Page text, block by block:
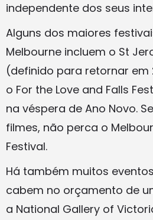
independente dos seus
Alguns dos maiores
Melbourne incluem o St
(definido para retornar em
o For the Love and Falls
na véspera de Ano Novo.
filmes, não perca o
Festival.
Há também muitos
cabem no orçamento de
a National Gallery of